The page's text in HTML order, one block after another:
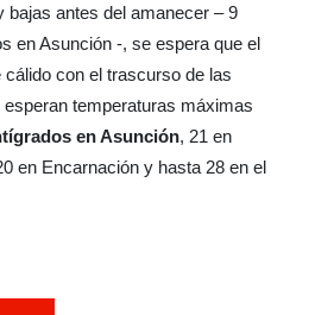
bajas antes del amanecer – 9
en Asunción -, se espera que el
con el trascurso de las
temperaturas máximas
en Asunción, 21 en
en Encarnación y hasta 28 en el